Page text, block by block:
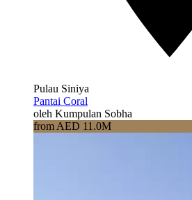
Pulau Siniya
Pantai Coral
oleh Kumpulan Sobha
from AED 11.0M